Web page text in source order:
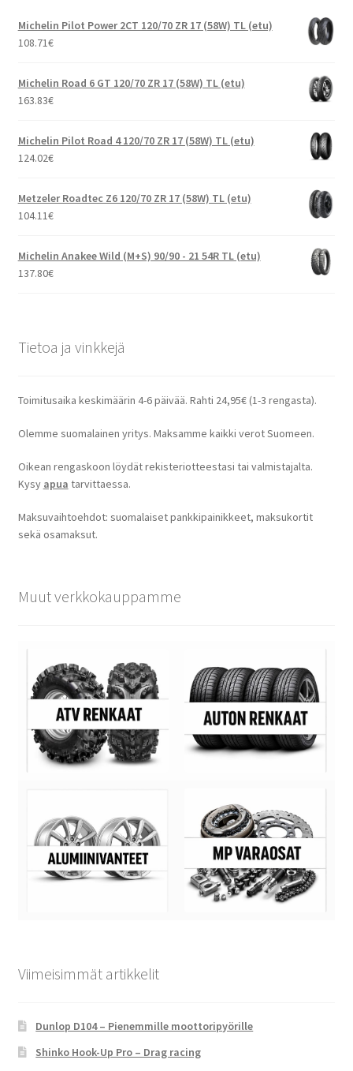
Michelin Pilot Power 2CT 120/70 ZR 17 (58W) TL (etu)
108.71€
Michelin Road 6 GT 120/70 ZR 17 (58W) TL (etu)
163.83€
Michelin Pilot Road 4 120/70 ZR 17 (58W) TL (etu)
124.02€
Metzeler Roadtec Z6 120/70 ZR 17 (58W) TL (etu)
104.11€
Michelin Anakee Wild (M+S) 90/90 - 21 54R TL (etu)
137.80€
Tietoa ja vinkkejä
Toimitusaika keskimäärin 4-6 päivää. Rahti 24,95€ (1-3 rengasta).
Olemme suomalainen yritys. Maksamme kaikki verot Suomeen.
Oikean rengaskoon löydät rekisteriotteestasi tai valmistajalta.
Kysy apua tarvittaessa.
Maksuvaihtoehdot: suomalaiset pankkipainikkeet, maksukortit
sekä osamaksut.
Muut verkkokauppamme
Viimeisimmät artikkelit
Dunlop D104 – Pienemmille moottoripyörille
Shinko Hook-Up Pro – Drag racing